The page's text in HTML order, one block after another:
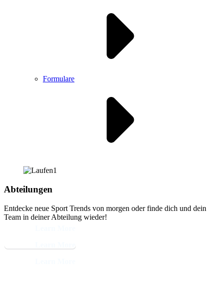
Formulare
Abteilungen
Entdecke neue Sport Trends von morgen oder finde dich und dein
Team in deiner Abteilung wieder!